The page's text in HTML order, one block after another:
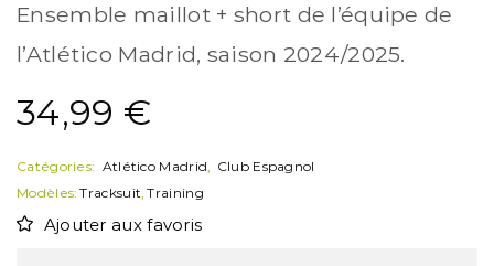
Ensemble maillot + short de l’équipe de
l’Atlético Madrid, saison 2024/2025.
34,99 €
Catégories: Atlético Madrid, Club Espagnol
Modèles: Tracksuit, Training
Ajouter aux favoris